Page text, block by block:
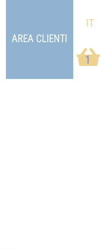
1
AREA CLIENTI
IT